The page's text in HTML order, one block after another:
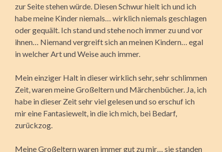
zur Seite stehen würde. Diesen Schwur hielt ich und ich
habe meine Kinder niemals… wirklich niemals geschlagen
oder gequält. Ich stand und stehe noch immer zu und vor
ihnen… Niemand vergreift sich an meinen Kindern… egal
in welcher Art und Weise auch immer.
Mein einziger Halt in dieser wirklich sehr, sehr schlimmen
Zeit, waren meine Großeltern und Märchenbücher. Ja, ich
habe in dieser Zeit sehr viel gelesen und so erschuf ich
mir eine Fantasiewelt, in die ich mich, bei Bedarf,
zurückzog.
Meine Großeltern waren immer gut zu mir… sie standen